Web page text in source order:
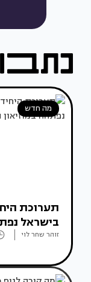
מה חדש
תערוכת
בישראל
זוהר שחר לוי